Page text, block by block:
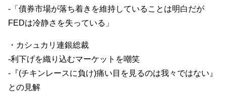
-「債券市場が落ち着きを維持していることは明白だが
FEDは冷静さを失っている」
・カシュカリ連銀総裁
-利下げを織り込むマーケットを嘲笑
-『(チキンレースに負け)痛い目を見るのは我々ではない』
との見解